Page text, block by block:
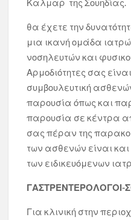
Καλμαρ της Σουηδίας.
θα έχετε την
μια ικανή ομάδα
νοσηλευτών και
Αρμοδιότητες σας
συμβουλευτική
παρουσία όπως και
παρουσία σε κέντρα
σας πέραν της
των ασθενών είναι
των ειδικευόμενων
ΓΑΣΤΡΕΝΤΕΡΟΛΟΓΟΙ-
Για κλινική στην